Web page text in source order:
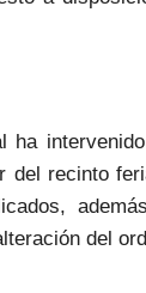
ha
del recinto
del